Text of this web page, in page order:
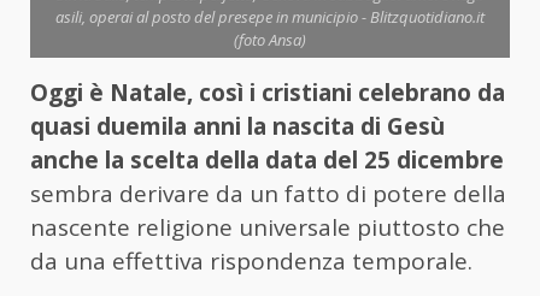
asili, operai al posto del presepe in municipio - Blitzquotidiano.it
(foto Ansa)
Oggi è Natale, così i cristiani celebrano da
quasi duemila anni la nascita di Gesù
anche la scelta della data del 25 dicembre
sembra derivare da un fatto di potere della
nascente religione universale piuttosto che
da una effettiva rispondenza temporale.